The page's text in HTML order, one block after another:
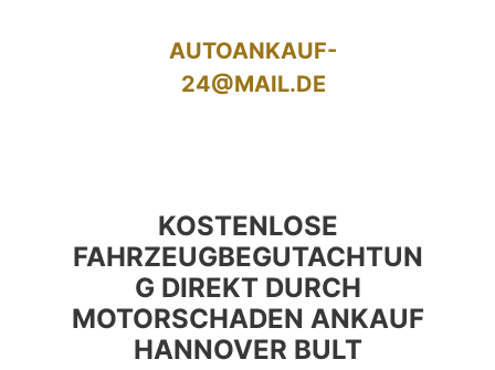
AUTOANKAUF-
24@MAIL.DE
KOSTENLOSE
FAHRZEUGBEGUTACHTUN
G DIREKT DURCH
MOTORSCHADEN ANKAUF
HANNOVER BULT